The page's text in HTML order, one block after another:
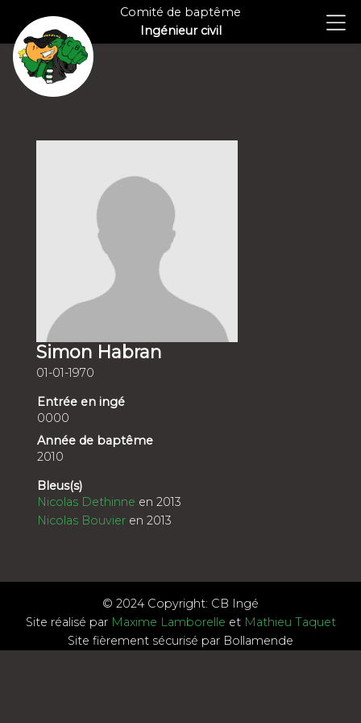
Comité de baptême
Ingénieur civil
Simon Habran
01-01-1970
Entrée en ingé
0000
Année de baptême
2010
Bleus(s)
Nicolas Dethinne en 2013
Nicolas Bouvier en 2013
© 2024 Copyright: CB Ingé
Site réalisé par Maxime Lamborelle et Mathieu Taquet
Site fièrement sécurisé par Bollamende